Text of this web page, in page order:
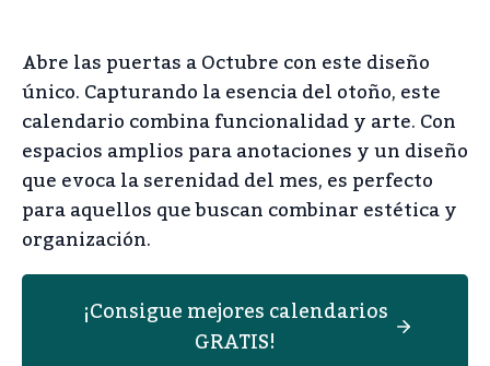
Abre las puertas a Octubre con este diseño
único. Capturando la esencia del otoño, este
calendario combina funcionalidad y arte. Con
espacios amplios para anotaciones y un diseño
que evoca la serenidad del mes, es perfecto
para aquellos que buscan combinar estética y
organización.
¡Consigue mejores calendarios
GRATIS!